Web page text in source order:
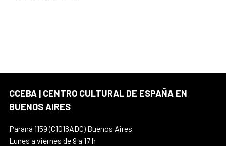
CCEBA | CENTRO CULTURAL DE ESPAÑA EN
BUENOS AIRES
Paraná 1159 (C1018ADC) Buenos Aires
Lunes a viernes de 9 a 17 h